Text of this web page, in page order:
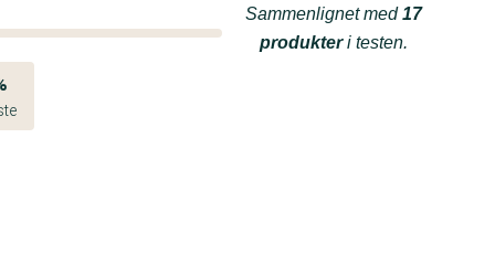
Sammenlignet med17
produkteri testen.